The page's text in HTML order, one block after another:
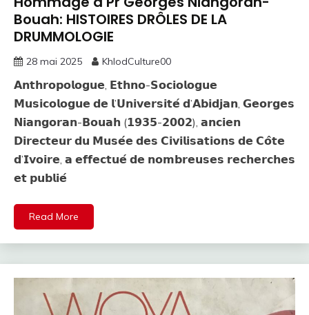
Bouah: HISTOIRES DRÔLES DE LA
DRUMMOLOGIE
28 mai 2025 KhlodCulture00
𝗔𝗻𝘁𝗵𝗿𝗼𝗽𝗼𝗹𝗼𝗴𝘂𝗲, 𝗘𝘁𝗵𝗻𝗼-𝗦𝗼𝗰𝗶𝗼𝗹𝗼𝗴𝘂𝗲
𝗠𝘂𝘀𝗶𝗰𝗼𝗹𝗼𝗴𝘂𝗲 𝗱𝗲 𝗹’𝗨𝗻𝗶𝘃𝗲𝗿𝘀𝗶𝘁𝗲́ 𝗱’𝗔𝗯𝗶𝗱𝗷𝗮𝗻, 𝗚𝗲𝗼𝗿𝗴𝗲𝘀
𝗡𝗶𝗮𝗻𝗴𝗼𝗿𝗮𝗻-𝗕𝗼𝘂𝗮𝗵 (𝟭𝟵𝟯𝟱-𝟮𝟬𝟬𝟮), 𝗮𝗻𝗰𝗶𝗲𝗻
𝗗𝗶𝗿𝗲𝗰𝘁𝗲𝘂𝗿 𝗱𝘂 𝗠𝘂𝘀𝗲́𝗲 𝗱𝗲𝘀 𝗖𝗶𝘃𝗶𝗹𝗶𝘀𝗮𝘁𝗶𝗼𝗻𝘀 𝗱𝗲 𝗖𝗼̂𝘁𝗲
𝗱’𝗜𝘃𝗼𝗶𝗿𝗲, 𝗮 𝗲𝗳𝗳𝗲𝗰𝘁𝘂𝗲́ 𝗱𝗲 𝗻𝗼𝗺𝗯𝗿𝗲𝘂𝘀𝗲𝘀 𝗿𝗲𝗰𝗵𝗲𝗿𝗰𝗵𝗲𝘀
𝗲𝘁 𝗽𝘂𝗯𝗹𝗶𝗲́
Read More